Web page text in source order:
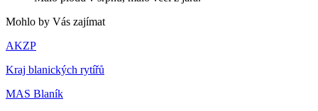
Mohlo by Vás zajímat
AKZP
Kraj blanických rytířů
MAS Blaník